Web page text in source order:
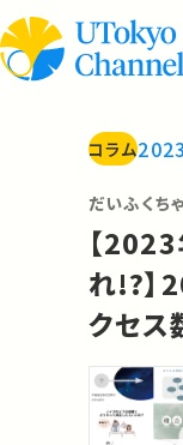
コラム
だいふくち
【
れ!?】
クセス